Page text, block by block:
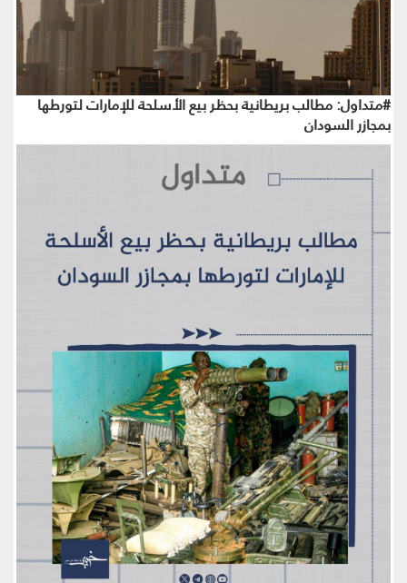
#متداول: مطالب بريطانية بحظر بيع الأسلحة للإمارات لتورطها
بمجازر السودان